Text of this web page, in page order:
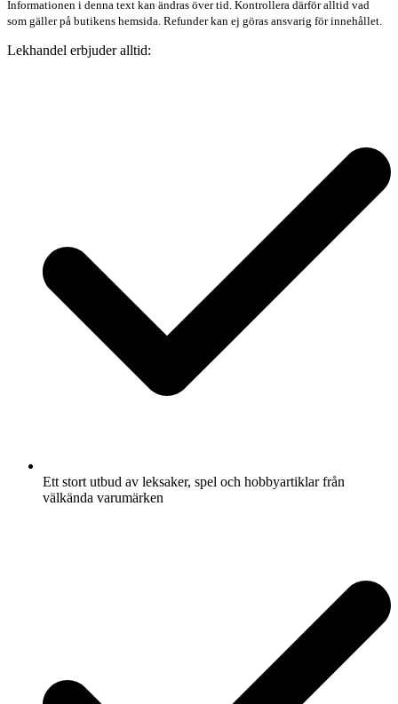
Informationen i denna text kan ändras över tid. Kontrollera därför alltid vad
som gäller på butikens hemsida. Refunder kan ej göras ansvarig för innehållet.
Lekhandel erbjuder alltid:
Ett stort utbud av leksaker, spel och hobbyartiklar från
välkända varumärken